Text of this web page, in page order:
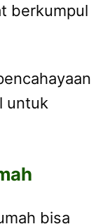
berkumpul
untuk
bisa